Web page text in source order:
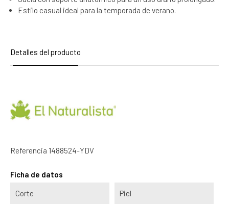
Estilo casual ideal para la temporada de verano.
Detalles del producto
Referencia 1488524-YDV
Ficha de datos
Corte Piel